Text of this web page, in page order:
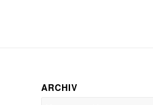
ARCHIV